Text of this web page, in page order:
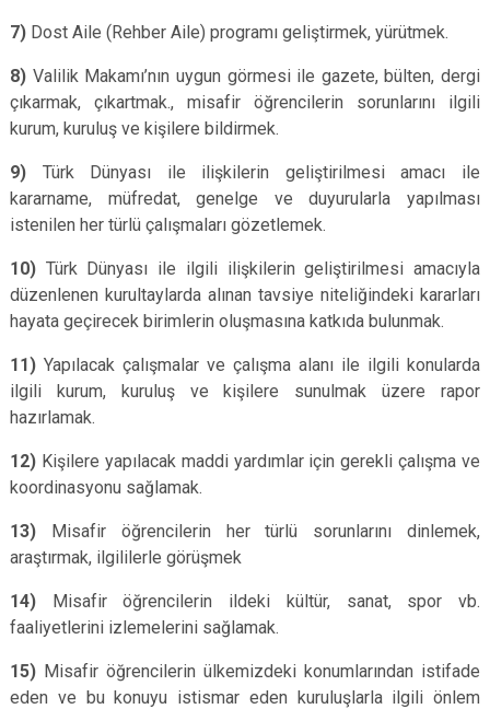
7) Dost Aile (Rehber Aile) programı geliştirmek, yürütmek.
8) Valilik Makamı’nın uygun görmesi ile gazete, bülten, dergi
çıkarmak, çıkartmak., misafir öğrencilerin sorunlarını ilgili
kurum, kuruluş ve kişilere bildirmek.
9) Türk Dünyası ile ilişkilerin geliştirilmesi amacı ile
kararname, müfredat, genelge ve duyurularla yapılması
istenilen her türlü çalışmaları gözetlemek.
10) Türk Dünyası ile ilgili ilişkilerin geliştirilmesi amacıyla
düzenlenen kurultaylarda alınan tavsiye niteliğindeki kararları
hayata geçirecek birimlerin oluşmasına katkıda bulunmak.
11) Yapılacak çalışmalar ve çalışma alanı ile ilgili konularda
ilgili kurum, kuruluş ve kişilere sunulmak üzere rapor
hazırlamak.
12) Kişilere yapılacak maddi yardımlar için gerekli çalışma ve
koordinasyonu sağlamak.
13) Misafir öğrencilerin her türlü sorunlarını dinlemek,
araştırmak, ilgililerle görüşmek
14) Misafir öğrencilerin ildeki kültür, sanat, spor vb.
faaliyetlerini izlemelerini sağlamak.
15) Misafir öğrencilerin ülkemizdeki konumlarından istifade
eden ve bu konuyu istismar eden kuruluşlarla ilgili önlem